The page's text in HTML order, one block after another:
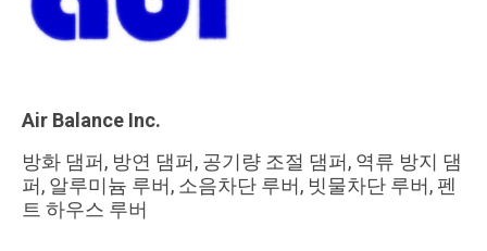
Air Balance Inc.
방화 댐퍼, 방연 댐퍼, 공기량 조절 댐퍼, 역류 방지 댐
퍼, 알루미늄 루버, 소음차단 루버, 빗물차단 루버, 펜
트 하우스 루버